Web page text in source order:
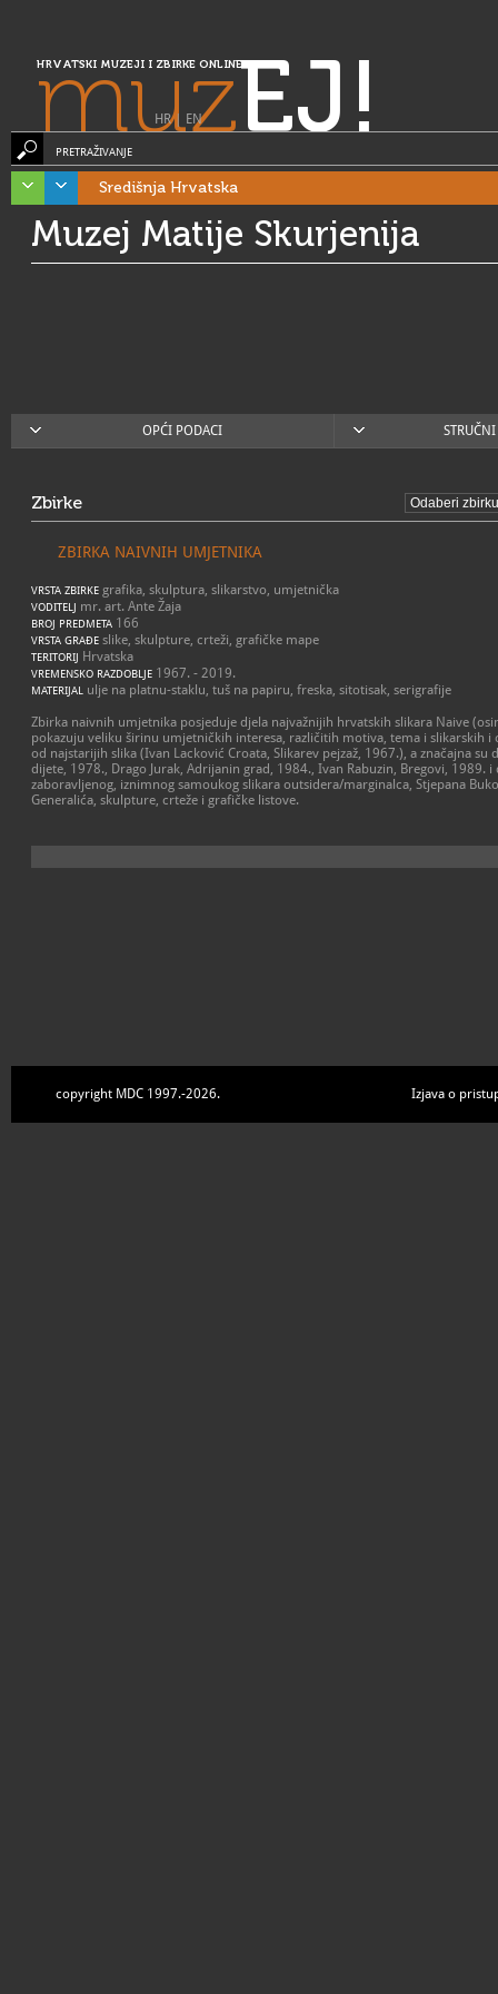
HRVATSKI MUZEJI I ZBIRKE ONLINE
muzEJ!
HR| EN
PRETRAŽIVANJE
Središnja Hrvatska
Muzej Matije Skurjenija
OPĆI PODACI
Zbirke
ZBIRKA NAIVNIH UMJETNIKA
VRSTA ZBIRKE grafika, skulptura, slikarstvo, umjetnička
VODITELJ mr. art. Ante Žaja
BROJ PREDMETA 166
VRSTA GRAĐE slike, skulpture, crteži, grafičke mape
TERITORIJ Hrvatska
VREMENSKO RAZDOBLJE 1967. - 2019.
MATERIJAL ulje na platnu-staklu, tuš na papiru, freska, sitotisak, serigrafije
Zbirka naivnih umjetnika posjeduje djela najvažnijih hrvatskih slikara Naive
pokazuju veliku širinu umjetničkih interesa, različitih motiva, tema i slikarskih i
od najstarijih slika (Ivan Lacković Croata, Slikarev pejzaž, 1967.), a značajna su
dijete, 1978., Drago Jurak, Adrijanin grad, 1984., Ivan Rabuzin, Bregovi, 1989.
zaboravljenog, iznimnog samoukog slikara outsidera/marginalca, Stjepana
Generalića, skulpture, crteže i grafičke listove.
copyright MDC 1997.-2026. Izjava o